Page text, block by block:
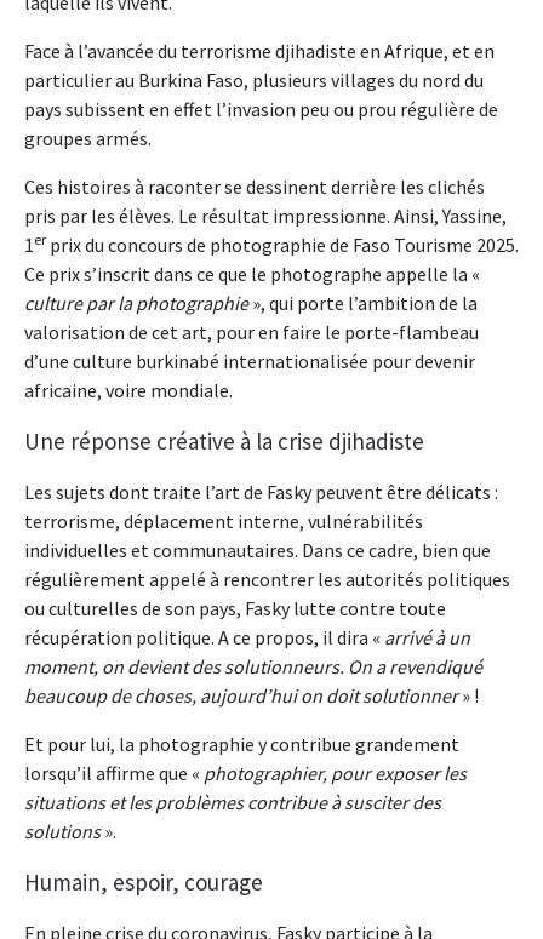
Face à l’avancée du terrorisme djihadiste en Afrique, et en
particulier au Burkina Faso, plusieurs villages du nord du
pays subissent en effet l’invasion peu ou prou régulière de
groupes armés.
Ces histoires à raconter se dessinent derrière les clichés
pris par les élèves. Le résultat impressionne. Ainsi, Yassine,
1er prix du concours de photographie de Faso Tourisme 2025.
Ce prix s’inscrit dans ce que le photographe appelle la «
culture par la photographie», qui porte l’ambition de la
valorisation de cet art, pour en faire le porte-flambeau
d’une culture burkinabé internationalisée pour devenir
africaine, voire mondiale.
Une réponse créative à la crise djihadiste
Les sujets dont traite l’art de Fasky peuvent être délicats :
terrorisme, déplacement interne, vulnérabilités
individuelles et communautaires. Dans ce cadre, bien que
régulièrement appelé à rencontrer les autorités politiques
ou culturelles de son pays, Fasky lutte contre toute
récupération politique. A ce propos, il dira « arrivé à un
moment, on devient des solutionneurs. On a revendiqué
beaucoup de choses, aujourd’hui on doit solutionner» !
Et pour lui, la photographie y contribue grandement
lorsqu’il affirme que « photographier, pour exposer les
situations et les problèmes contribue à susciter des
solutions».
Humain, espoir, courage
En pleine crise du coronavirus, Fasky participe à la